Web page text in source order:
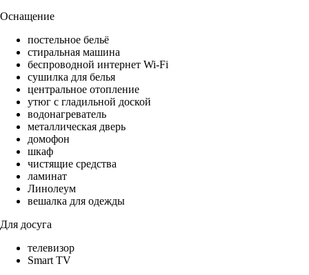
Оснащение
постельное бельё
стиральная машина
беспроводной интернет Wi-Fi
сушилка для белья
центральное отопление
утюг с гладильной доской
водонагреватель
металлическая дверь
домофон
шкаф
чистящие средства
ламинат
Линолеум
вешалка для одежды
Для досуга
телевизор
Smart TV